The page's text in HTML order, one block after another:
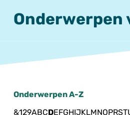
Onderwerpen
Onderwerpen A-Z
&129ABCDEFGHIJKLMNOPRST